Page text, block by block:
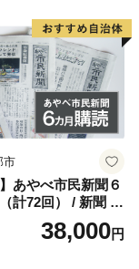
かな花束便
市
】あやべ市民新聞６
計72回） / 新聞 情
購読 綾部市 / 株式
べ市民新聞社［BSC
38,000円